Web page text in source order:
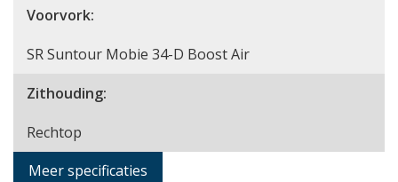
Voorvork:
SR Suntour Mobie 34-D Boost Air
Zithouding:
Rechtop
Meer specificaties